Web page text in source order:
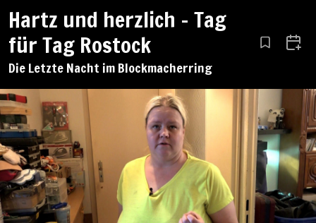
Hartz und herzlich – Tag
für Tag Rostock
Die Letzte Nacht im Blockmacherring
Aus den